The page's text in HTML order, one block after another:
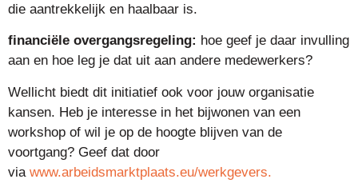
die aantrekkelijk en haalbaar is.
financiële overgangsregeling: hoe geef je daar invulling
aan en hoe leg je dat uit aan andere medewerkers?
Wellicht biedt dit initiatief ook voor jouw organisatie
kansen. Heb je interesse in het bijwonen van een
workshop of wil je op de hoogte blijven van de
voortgang? Geef dat door
via www.arbeidsmarktplaats.eu/werkgevers.